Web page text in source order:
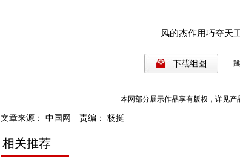
风的杰作用巧夺天
本网部分展示作品享有版权，详见产
文章来源： 中国网 责编： 杨挺
相关推荐